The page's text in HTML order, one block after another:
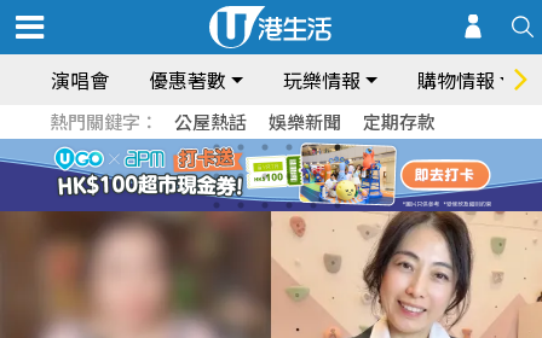
演唱會 優惠著數 玩樂情報 購物情報
熱門關鍵字： 公屋熱話 娛樂新聞 定期存款